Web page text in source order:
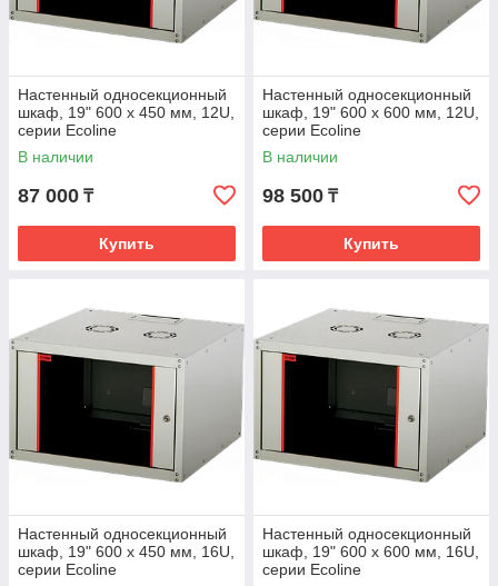
Настенный односекционный
шкаф, 19" 600 х 450 мм, 12U,
серии Ecoline
В наличии
87 000 ₸
Купить
Настенный односекционный
шкаф, 19" 600 х 600 мм, 12U,
серии Ecoline
В наличии
98 500 ₸
Купить
Настенный односекционный
шкаф, 19" 600 х 450 мм, 16U,
серии Ecoline
Настенный односекционный
шкаф, 19" 600 x 600 мм, 16U,
серии Ecoline